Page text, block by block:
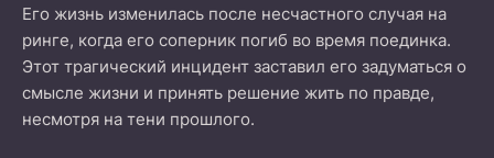
Его жизнь изменилась после несчастного случая на
ринге, когда его соперник погиб во время поединка.
Этот трагический инцидент заставил его задуматься о
смысле жизни и принять решение жить по правде,
несмотря на тени прошлого.